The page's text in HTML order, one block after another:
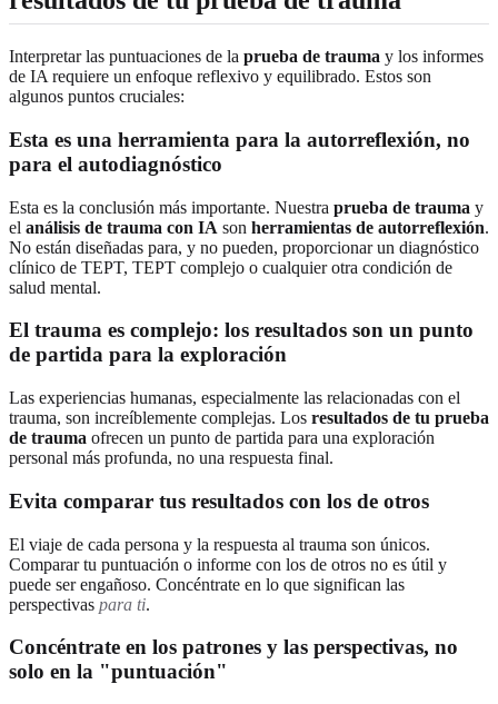
Interpretar las puntuaciones de la prueba de trauma y los informes
de IA requiere un enfoque reflexivo y equilibrado. Estos son
algunos puntos cruciales:
Esta es una herramienta para la autorreflexión, no
para el autodiagnóstico
Esta es la conclusión más importante. Nuestra prueba de trauma y
el análisis de trauma con IA son herramientas de autorreflexión.
No están diseñadas para, y no pueden, proporcionar un diagnóstico
clínico de TEPT, TEPT complejo o cualquier otra condición de
salud mental.
El trauma es complejo: los resultados son un punto
de partida para la exploración
Las experiencias humanas, especialmente las relacionadas con el
trauma, son increíblemente complejas. Los resultados de tu prueba
de trauma ofrecen un punto de partida para una exploración
personal más profunda, no una respuesta final.
Evita comparar tus resultados con los de otros
El viaje de cada persona y la respuesta al trauma son únicos.
Comparar tu puntuación o informe con los de otros no es útil y
puede ser engañoso. Concéntrate en lo que significan las
perspectivas para ti.
Concéntrate en los patrones y las perspectivas, no
solo en la "puntuación"